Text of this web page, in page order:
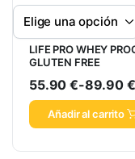
LIFE PRO WHEY
GLUTEN FREE
55.90€-89.90 €
Añadir al carrito